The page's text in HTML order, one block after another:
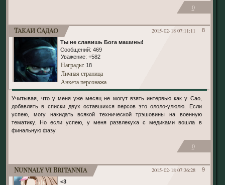
0
8
2015-02-18 07:11:11
Такаи Садао
Ты не славишь Бога машины!
Сообщений: 469
Уважение: +582
Награды: 18
Личная страница
Анкета персонажа
Учитывая, что у меня уже месяц не могут взять интервью как у Сао,
добавлять в списки двух оставшихся персов это ололо-улюлю. Если
успею, могу накидать всякой технической трэшовины на военную
тематику. Но если успею, у меня развлекуха с медиками вошла в
финальную фазу.
0
9
2015-02-18 07:36:28
Nunnaly vi Britannia
<3